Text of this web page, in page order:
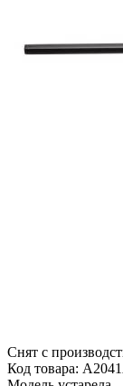
Снят с
Код товара: